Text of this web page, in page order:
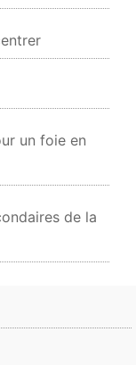
un foie en
de la